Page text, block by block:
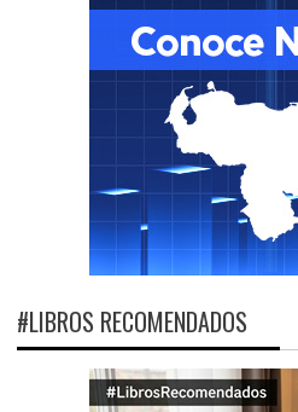
#LIBROS RECOMENDADOS